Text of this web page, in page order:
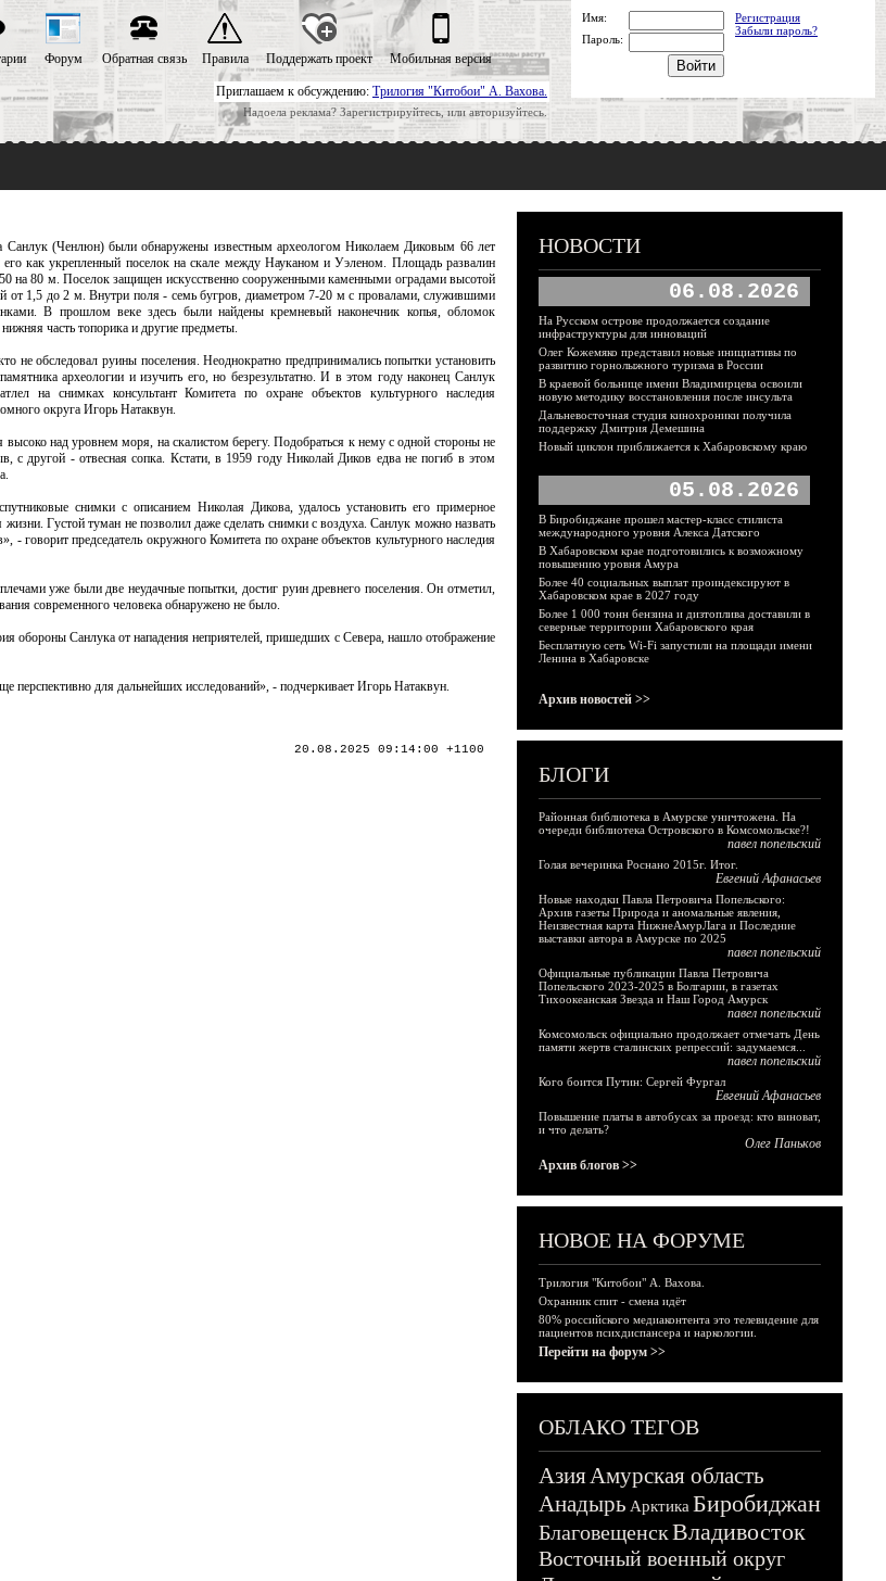
Приглашаем к обсуждению: Трилогия "Китобои" А. Вахова.
Надоела реклама? Зарегистрируйтесь, или авторизуйтесь.
Форум Обратная связь Правила Поддержать проект Мобильная версия
Имя:
Регистрация
Забыли пароль?
Пароль:
Санлук (Ченлюн) были обнаружены известным археологом Николаем Диковым 66 лет
его как укрепленный поселок на скале между Науканом и Уэленом. Площадь развалин
на 80 м. Поселок защищен искусственно сооруженными каменными оградами высотой
от 1,5 до 2 м. Внутри поля - семь бугров, диаметром 7-20 м с провалами, служившими
В прошлом веке здесь были найдены кремневый наконечник копья, обломок
часть топорика и другие предметы.
не обследовал руины поселения. Неоднократно предпринимались попытки установить
археологии и изучить его, но безрезультатно. И в этом году наконец Санлук
на снимках консультант Комитета по охране объектов культурного наследия
округа Игорь Натаквун.
высоко над уровнем моря, на скалистом берегу. Подобраться к нему с одной стороны не
с другой - отвесная сопка. Кстати, в 1959 году Николай Диков едва не погиб в этом
снимки с описанием Николая Дикова, удалось установить его примерное
Густой туман не позволил даже сделать снимки с воздуха. Санлук можно назвать
говорит председатель окружного Комитета по охране объектов культурного наследия
уже были две неудачные попытки, достиг руин древнего поселения. Он отметил,
современного человека обнаружено не было.
обороны Санлука от нападения неприятелей, пришедших с Севера, нашло отображение
для дальнейших исследований», - подчеркивает Игорь Натаквун.
20.08.2025 09:14:00 +1100
НОВОСТИ
06.08.2026
На Русском острове продолжается создание
инфраструктуры для инноваций
Олег Кожемяко представил новые инициативы по
развитию горнолыжного туризма в России
В краевой больнице имени Владимирцева освоили
новую методику восстановления после инсульта
Дальневосточная студия кинохроники получила
поддержку Дмитрия Демешина
Новый циклон приближается к Хабаровскому краю
05.08.2026
В Биробиджане прошел мастер-класс стилиста
международного уровня Алекса Датского
В Хабаровском крае подготовились к возможному
повышению уровня Амура
Более 40 социальных выплат проиндексируют в
Хабаровском крае в 2027 году
Более 1 000 тонн бензина и дизтоплива доставили в
северные территории Хабаровского края
Бесплатную сеть Wi-Fi запустили на площади имени
Ленина в Хабаровске
Архив новостей >>
БЛОГИ
Районная библиотека в Амурске уничтожена. На
очереди библиотека Островского в Комсомольске?!
павел попельский
Голая вечеринка Роснано 2015г. Итог.
Евгений Афанасьев
Новые находки Павла Петровича Попельского:
Архив газеты Природа и аномальные явления,
Неизвестная карта НижнеАмурЛага и Последние
выставки автора в Амурске по 2025
павел попельский
Официальные публикации Павла Петровича
Попельского 2023-2025 в Болгарии, в газетах
Тихоокеанская Звезда и Наш Город Амурск
павел попельский
Комсомольск официально продолжает отмечать День
памяти жертв сталинских репрессий: задумаемся...
павел попельский
Кого боится Путин: Сергей Фургал
Евгений Афанасьев
Повышение платы в автобусах за проезд: кто виноват,
и что делать?
Олег Паньков
Архив блогов >>
НОВОЕ НА ФОРУМЕ
Трилогия "Китобои" А. Вахова.
Охранник спит - смена идёт
80% российского медиаконтента это телевидение для
пациентов психдиспансера и наркологии.
Перейти на форум >>
ОБЛАКО ТЕГОВ
АзияАмурская область
Анадырь Арктика Биробиджан
БлаговещенскВладивосток
Восточный военный округ